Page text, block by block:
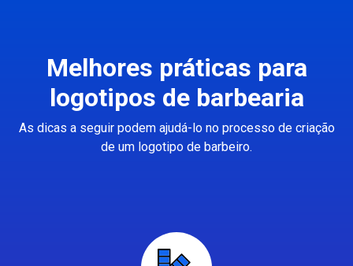
Melhores práticas para
logotipos de barbearia
As dicas a seguir podem ajudá-lo no processo de criação
de um logotipo de barbeiro.